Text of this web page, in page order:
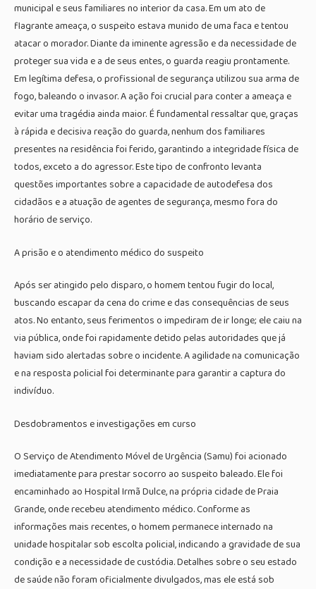
municipal e seus familiares no interior da casa. Em um ato de
flagrante ameaça, o suspeito estava munido de uma faca e tentou
atacar o morador. Diante da iminente agressão e da necessidade de
proteger sua vida e a de seus entes, o guarda reagiu prontamente.
Em legítima defesa, o profissional de segurança utilizou sua arma de
fogo, baleando o invasor. A ação foi crucial para conter a ameaça e
evitar uma tragédia ainda maior. É fundamental ressaltar que, graças
à rápida e decisiva reação do guarda, nenhum dos familiares
presentes na residência foi ferido, garantindo a integridade física de
todos, exceto a do agressor. Este tipo de confronto levanta
questões importantes sobre a capacidade de autodefesa dos
cidadãos e a atuação de agentes de segurança, mesmo fora do
horário de serviço.
A prisão e o atendimento médico do suspeito
Após ser atingido pelo disparo, o homem tentou fugir do local,
buscando escapar da cena do crime e das consequências de seus
atos. No entanto, seus ferimentos o impediram de ir longe; ele caiu na
via pública, onde foi rapidamente detido pelas autoridades que já
haviam sido alertadas sobre o incidente. A agilidade na comunicação
e na resposta policial foi determinante para garantir a captura do
indivíduo.
Desdobramentos e investigações em curso
O Serviço de Atendimento Móvel de Urgência (Samu) foi acionado
imediatamente para prestar socorro ao suspeito baleado. Ele foi
encaminhado ao Hospital Irmã Dulce, na própria cidade de Praia
Grande, onde recebeu atendimento médico. Conforme as
informações mais recentes, o homem permanece internado na
unidade hospitalar sob escolta policial, indicando a gravidade de sua
condição e a necessidade de custódia. Detalhes sobre o seu estado
de saúde não foram oficialmente divulgados, mas ele está sob